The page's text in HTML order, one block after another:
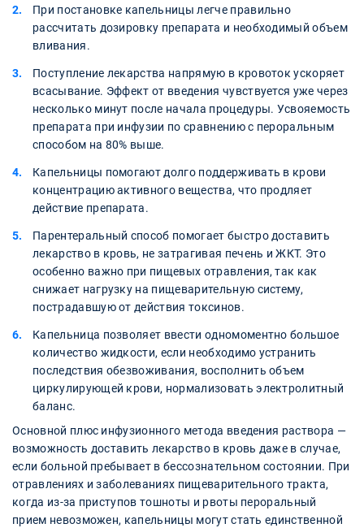
При постановке капельницы легче правильно
рассчитать дозировку препарата и необходимый объем
вливания.
Поступление лекарства напрямую в кровоток ускоряет
всасывание. Эффект от введения чувствуется уже через
несколько минут после начала процедуры. Усвояемость
препарата при инфузии по сравнению с пероральным
способом на 80% выше.
Капельницы помогают долго поддерживать в крови
концентрацию активного вещества, что продляет
действие препарата.
Парентеральный способ помогает быстро доставить
лекарство в кровь, не затрагивая печень и ЖКТ. Это
особенно важно при пищевых отравления, так как
снижает нагрузку на пищеварительную систему,
пострадавшую от действия токсинов.
Капельница позволяет ввести одномоментно большое
количество жидкости, если необходимо устранить
последствия обезвоживания, восполнить объем
циркулирующей крови, нормализовать электролитный
баланс.
Основной плюс инфузионного метода введения раствора —
возможность доставить лекарство в кровь даже в случае,
если больной пребывает в бессознательном состоянии. При
отравлениях и заболеваниях пищеварительного тракта,
когда из-за приступов тошноты и рвоты пероральный
прием невозможен, капельницы могут стать единственной